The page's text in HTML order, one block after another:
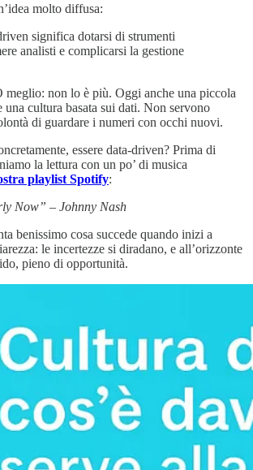
molto diffusa:
significa dotarsi di strumenti
analisti e complicarsi la gestione
meglio: non lo è più. Oggi anche una piccola
una cultura basata sui dati. Non servono
di guardare i numeri con occhi nuovi.
essere data-driven? Prima di
la lettura con un po’ di musica
playlist Spotify:
Now” – Johnny Nash
benissimo cosa succede quando inizi a
le incertezze si diradano, e all’orizzonte
pieno di opportunità.